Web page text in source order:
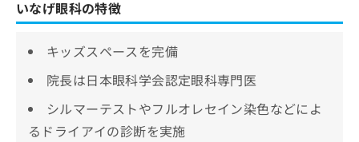
いなげ眼科の特徴
キッズスペースを完備
院長は日本眼科学会認定眼科専門医
シルマーテストやフルオレセイン染色などによ
るドライアイの診断を実施